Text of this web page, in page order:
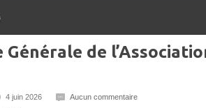
Générale de
4 juin 2026
Aucun commentaire